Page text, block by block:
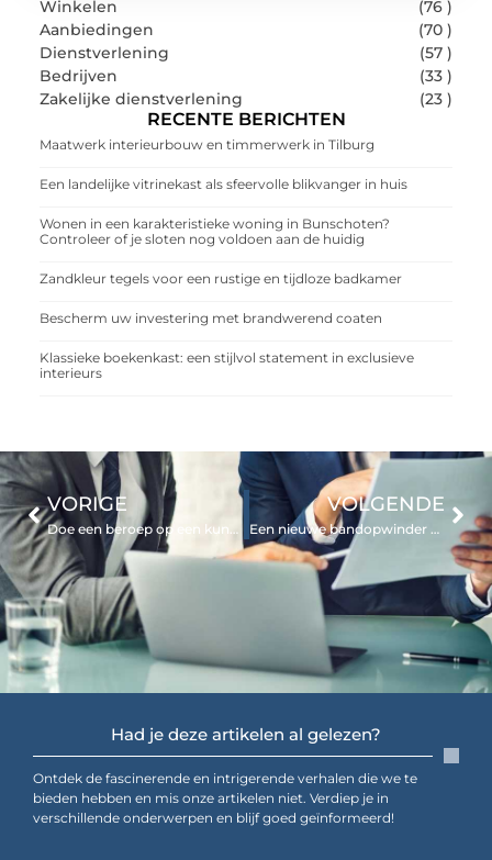
Winkelen
(76 )
Aanbiedingen
(70 )
Dienstverlening
(57 )
Bedrijven
(33 )
Zakelijke dienstverlening
(23 )
RECENTE BERICHTEN
Maatwerk interieurbouw en timmerwerk in Tilburg
Een landelijke vitrinekast als sfeervolle blikvanger in huis
Wonen in een karakteristieke woning in Bunschoten?
Controleer of je sloten nog voldoen aan de huidig
Zandkleur tegels voor een rustige en tijdloze badkamer
Bescherm uw investering met brandwerend coaten
Klassieke boekenkast: een stijlvol statement in exclusieve
interieurs
Had je deze artikelen al gelezen?
Ontdek de fascinerende en intrigerende verhalen die we te
bieden hebben en mis onze artikelen niet. Verdiep je in
verschillende onderwerpen en blijf goed geïnformeerd!
VORIGE
Doe een beroep op een kundige advocaat bij verdenking van een zedendelict
VOLGENDE
Een nieuwe bandopwinder voor uw rolluik nodig?